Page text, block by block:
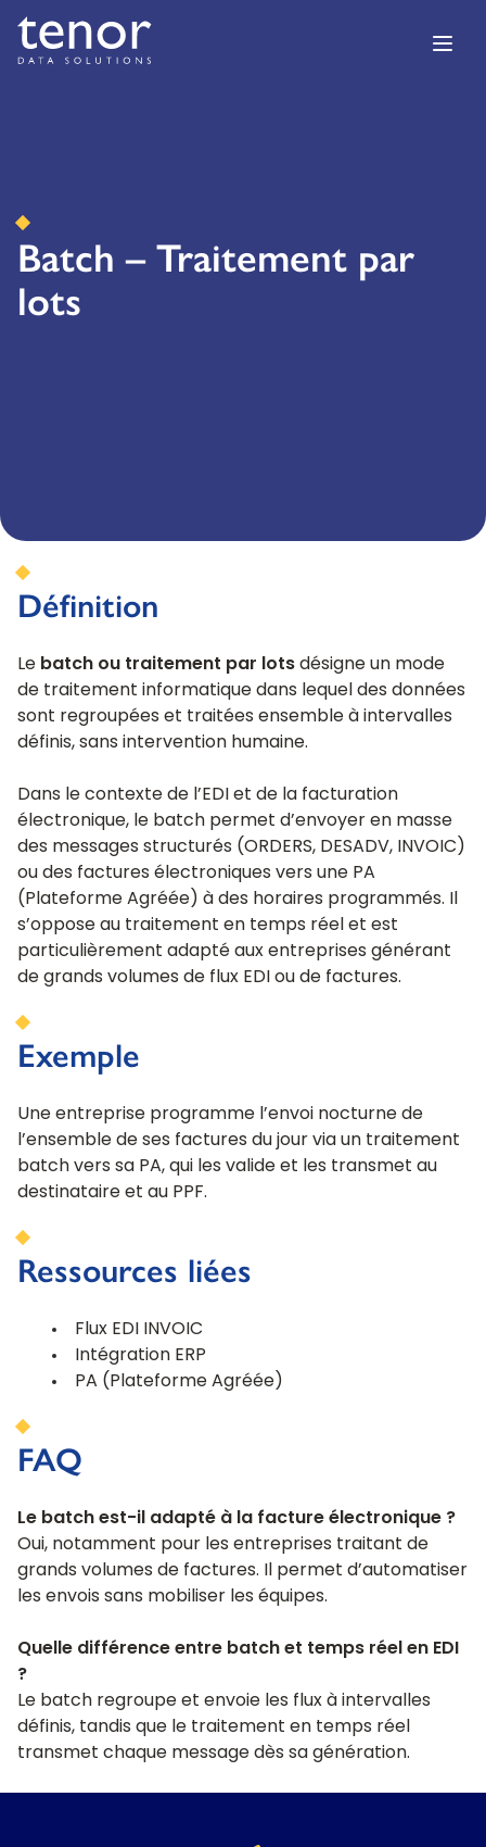
Batch – Traitement par
lots
Définition
Le batch ou traitement par lots désigne un mode
de traitement informatique dans lequel des données
sont regroupées et traitées ensemble à intervalles
définis, sans intervention humaine.
Dans le contexte de l’EDI et de la facturation
électronique, le batch permet d’envoyer en masse
des messages structurés (ORDERS, DESADV, INVOIC)
ou des factures électroniques vers une PA
(Plateforme Agréée) à des horaires programmés. Il
s’oppose au traitement en temps réel et est
particulièrement adapté aux entreprises générant
de grands volumes de flux EDI ou de factures.
Exemple
Une entreprise programme l’envoi nocturne de
l’ensemble de ses factures du jour via un traitement
batch vers sa PA, qui les valide et les transmet au
destinataire et au PPF.
Ressources liées
Flux EDI INVOIC
Intégration ERP
PA (Plateforme Agréée)
FAQ
Le batch est-il adapté à la facture électronique ?
Oui, notamment pour les entreprises traitant de
grands volumes de factures. Il permet d’automatiser
les envois sans mobiliser les équipes.
Quelle différence entre batch et temps réel en EDI
?
Le batch regroupe et envoie les flux à intervalles
définis, tandis que le traitement en temps réel
transmet chaque message dès sa génération.